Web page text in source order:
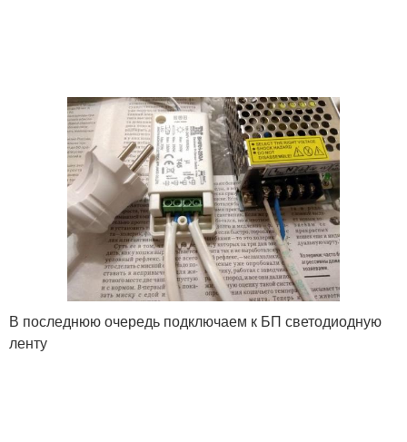
В последнюю очередь подключаем к БП светодиодную
ленту